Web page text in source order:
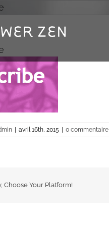
avril 16th, 2015 0 commentaire
Choose Your Platform!